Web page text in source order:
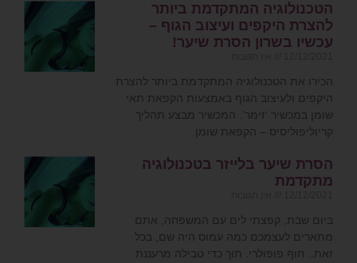
הטכנולוגיה המתקדמת ביותר
להצרת היקפים ועיצוב הגוף –
עכשיו בשרון הסרת שיער!
הכירו את הטכנולוגיה המתקדמת ביותר להצרת
היקפים ולעיצוב הגוף באמצעות הקפאת תאי
שומן במכשיר ‘זימר’. המכשיר מבצע תהליך
קריוליפוליסיס – הקפאת שומן
הסרת שיער בלייזר בטכנולוגיה
מתקדמת
ביום שבת, קפצתי לים עם המשפחה, אתם
מתארים לעצמכם כמה עמוס היה שם, בכל
זאת.. חוף פופולרי. תוך כדי טבילה מרעננת